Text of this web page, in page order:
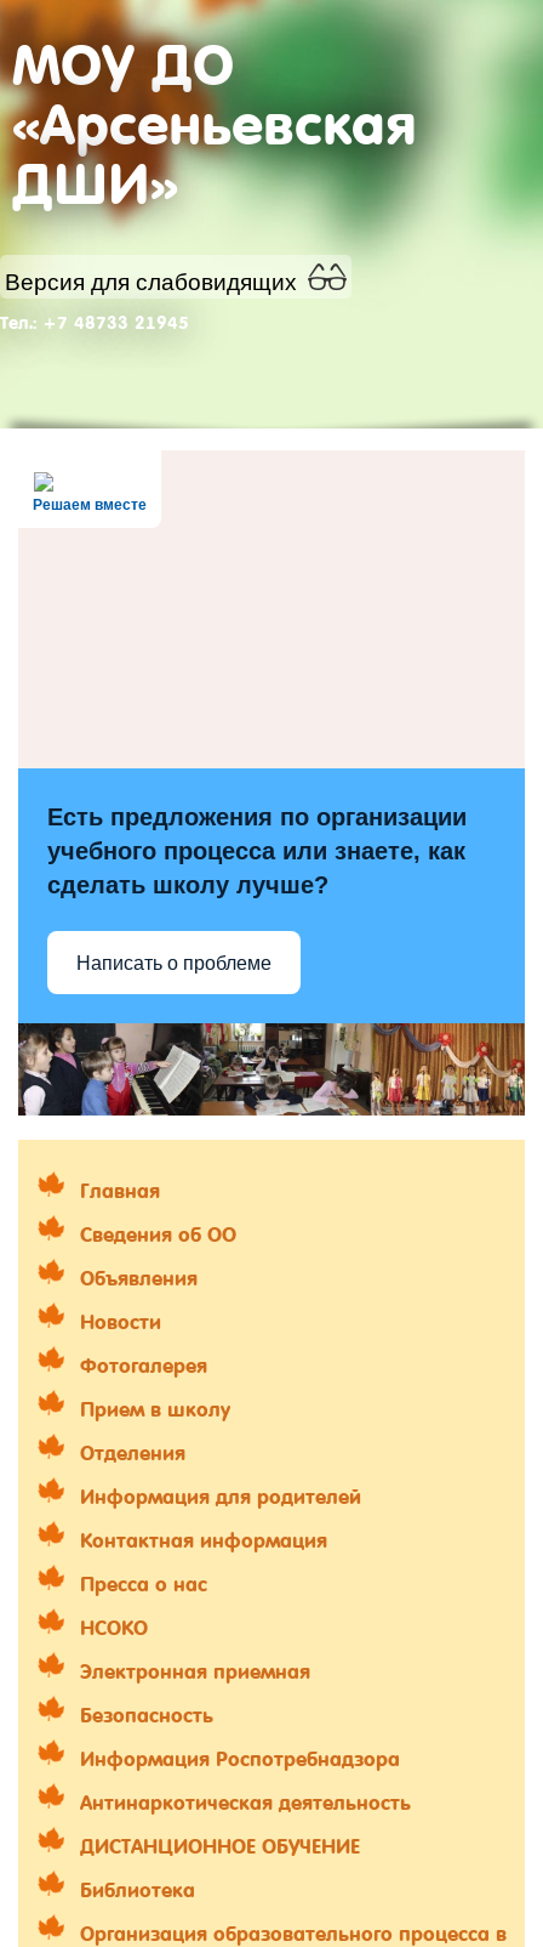
МОУ ДО
«Арсеньевская
ДШИ»
Версия для слабовидящих
Тел.: +7 48733 21945
Решаем вместе
Есть предложения по организации
учебного процесса или знаете, как
сделать школу лучше?
Написать о проблеме
Главная
Сведения об ОО
Объявления
Новости
Фотогалерея
Прием в школу
Отделения
Информация для родителей
Контактная информация
Пресса о нас
НСОКО
Электронная приемная
Безопасность
Информация Роспотребнадзора
Антинаркотическая деятельность
ДИСТАНЦИОННОЕ ОБУЧЕНИЕ
Библиотека
Организация образовательного процесса в